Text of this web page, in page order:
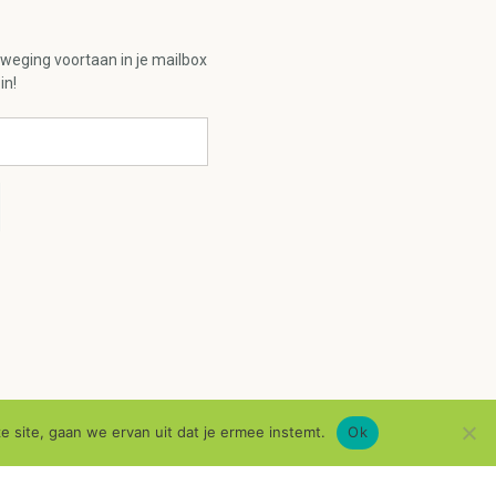
voortaan in je mailbox
site, gaan we ervan uit dat je ermee instemt. Ok